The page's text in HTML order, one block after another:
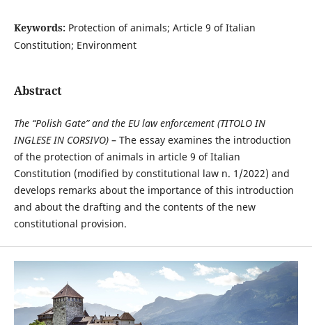
Keywords: Protection of animals; Article 9 of Italian
Constitution; Environment
Abstract
The “Polish Gate” and the EU law enforcement (TITOLO IN
INGLESE IN CORSIVO)– The essay examines the introduction
of the protection of animals in article 9 of Italian
Constitution (modified by constitutional law n. 1/2022) and
develops remarks about the importance of this introduction
and about the drafting and the contents of the new
constitutional provision.